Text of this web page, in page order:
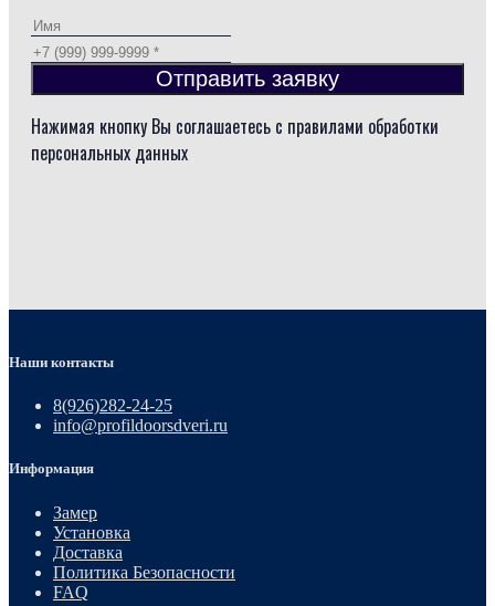
Нажимая кнопку Вы соглашаетесь с правилами обработки
персональных данных
Отправить заявку
Наши контакты
8(926)282-24-25
info@profildoorsdveri.ru
Информация
Замер
Установка
Доставка
Политика Безопасности
FAQ